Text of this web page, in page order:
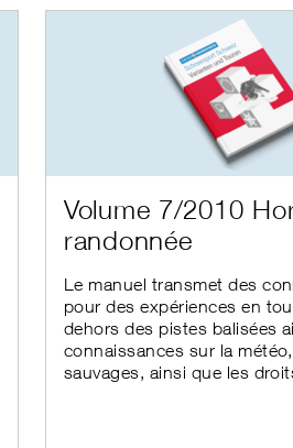
était :
est :
Volume 7/2010
randonnée
Le manuel transmet des
pour des expériences en
dehors des pistes balisées
connaissances sur la
sauvages, ainsi que les
Ce
produit
a
variations.
Les
options
peuvent
être
choisies